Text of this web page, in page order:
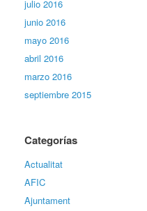
julio 2016
junio 2016
mayo 2016
abril 2016
marzo 2016
septiembre 2015
Categorías
Actualitat
AFIC
Ajuntament